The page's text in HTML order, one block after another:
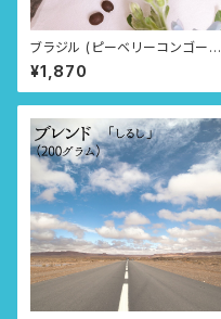
ブラジル (ピーベリーコンゴーニ
アス農園) 飲み方選べる3タイプ
¥1,870